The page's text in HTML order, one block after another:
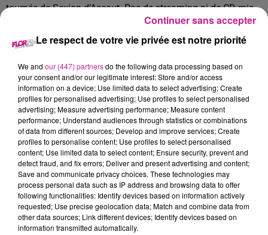
tournée de Sexion d’Assaut. Pas de streaming ni de CD mis
en vente en magasin. Le groupe s’est expliqué sur ce choix :
il souhaite que l’album soit collector et qu’il reste dans les
mémoires.
TITRES DIFFUSÉS Voir plus
20h00
20h00
BFP LATINO
Big Floor Party
19h56
19h56
BON JOVI
It's My Life
19h53
19h53
JUST
Turn The Lights Off
19h50
19h50 19h48
19h48
Le respect de votre vie privée est notre priorité
We and our (447) partnersdo the following data processing based on
your consent and/or our legitimate interest: Store and/or access
information on a device; Use limited data to select advertising; Create
profiles for personalised advertising; Use profiles to select personalised
advertising; Measure advertising performance; Measure content
performance; Understand audiences through statistics or combinations
of data from different sources; Develop and improve services; Create
profiles to personalise content; Use profiles to select personalised
content; Use limited data to select content; Ensure security, prevent and
detect fraud, and fix errors; Deliver and present advertising and content;
Save and communicate privacy choices. These technologies may
process personal data such as IP address and browsing data to offer
following functionalities: Identify devices based on information actively
requested; Use precise geolocation data; Match and combine data from
other data sources; Link different devices; Identify devices based on
information transmitted automatically.
Continuer sans accepter